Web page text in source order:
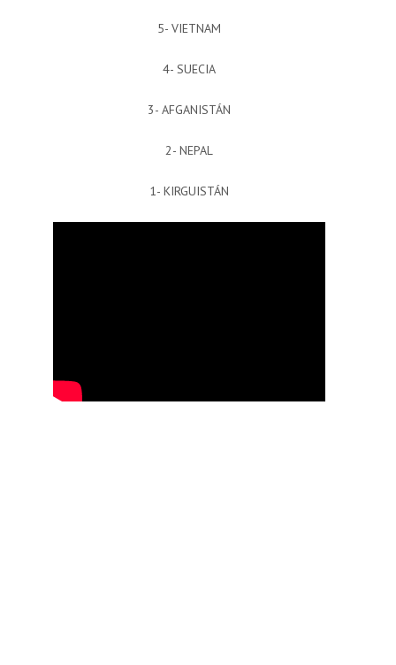
5- VIETNAM
4- SUECIA
3- AFGANISTÁN
2- NEPAL
1- KIRGUISTÁN